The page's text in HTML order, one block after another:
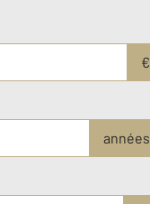
€
années